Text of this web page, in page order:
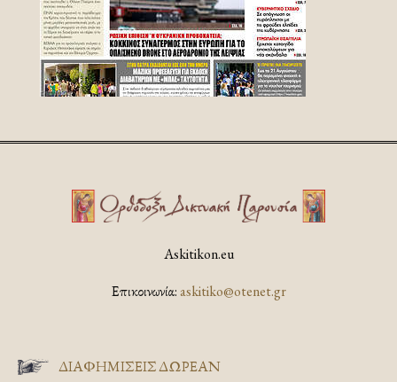
Askitikon.eu
Επικοινωνία:askitiko@otenet.gr
ΔΙΑΦΗΜΊΣΕΙΣ ΔΩΡΕΆΝ